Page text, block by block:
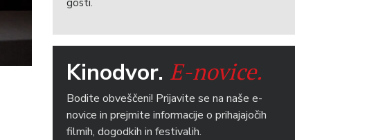
Kinodvor. E-novice.
Bodite obveščeni! Prijavite se na naše e-
novice in prejmite informacije o prihajajočih
filmih, dogodkih in festivalih.